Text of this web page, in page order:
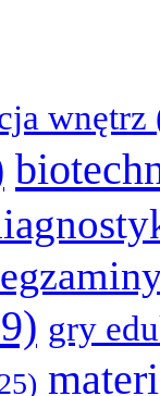
wnętrz
gry